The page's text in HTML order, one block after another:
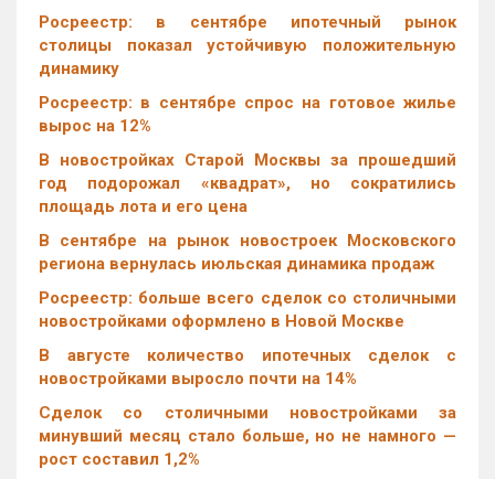
Росреестр: в сентябре ипотечный рынок
столицы показал устойчивую положительную
динамику
Росреестр: в сентябре спрос на готовое жилье
вырос на 12%
В новостройках Старой Москвы за прошедший
год подорожал «квадрат», но сократились
площадь лота и его цена
В сентябре на рынок новостроек Московского
региона вернулась июльская динамика продаж
Росреестр: больше всего сделок со столичными
новостройками оформлено в Новой Москве
В августе количество ипотечных сделок с
новостройками выросло почти на 14%
Cделок со столичными новостройками за
минувший месяц стало больше, но не намного —
рост составил 1,2%